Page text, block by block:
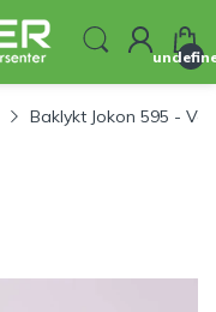
Baklykt Jokon 595 -